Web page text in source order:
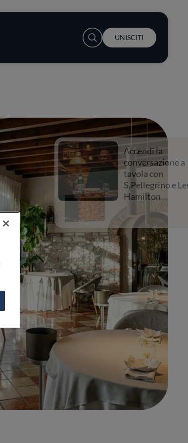
User account menu
UNISCITI
Accendi la
conversazione a
tavola con
S.Pellegrino e Lewis
Hamilton